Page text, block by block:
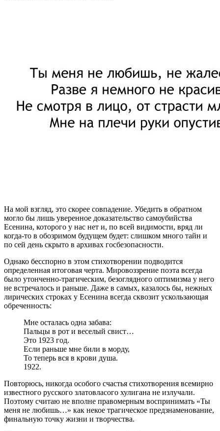
На мой взгляд, это скорее совпадение. Убедить в обратном
могло бы лишь уверенное доказательство самоубийства
Есенина, которого у нас нет и, по всей видимости, вряд ли
когда-то в обозримом будущем будет: слишком много тайн и
по сей день скрыто в архивах госбезопасности.
Однако бесспорно в этом стихотворении подводится
определенная итоговая черта. Мировоззрение поэта всегда
было утонченно-трагическим, безоглядного оптимизма у него
не встречалось и раньше. Даже в самых, казалось бы, нежных
лирических строках у Есенина всегда сквозит ускользающая
обреченность:
Мне осталась одна забава:
Пальцы в рот и веселый свист…
Это 1923 год.
Если раньше мне били в морду,
То теперь вся в крови душа.
1922.
Повторюсь, никогда особого счастья стихотворения всемирно
известного русского златовласого хулигана не излучали.
Поэтому считаю не вполне правомерным воспринимать «Ты
меня не любишь…» как некое трагическое предзнаменование,
финальную точку жизни и творчества.